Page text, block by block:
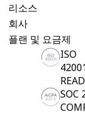
리소스
회사
플랜 및 요금제
ISO
SOC